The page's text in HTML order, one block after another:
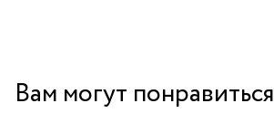
Вам могут понравиться